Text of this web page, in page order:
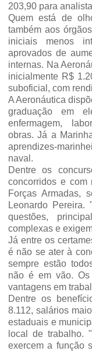
203,90 para
Quem está de
também aos
iniciais menos
aprovados de
internas. Na
inicialmente R$
suboficial, com
A Aeronáutica
graduação em
enfermagem,
obras. Já a
aprendizes-
naval.
Dentre os
concorridos e
Forças Armadas,
Leonardo
questões,
complexas e
Já entre os
é não se ater à
sempre estão
não é em vão. Os
vantagens em
Dentre os
8.112, salários
estaduais e
local de trabalho.
exercem a função